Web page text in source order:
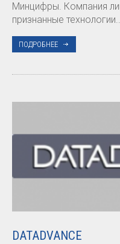
Минцифры. Компания
признанные
ПОДРОБНЕЕ
DATADVANCE